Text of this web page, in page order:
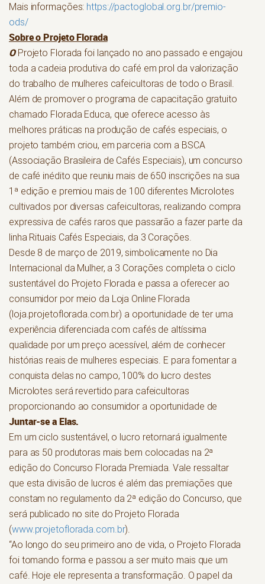
Mais informações: https://pactoglobal.org.br/premio-
ods/
Sobre o Projeto Florada
OProjeto Florada foi lançado no ano passado e engajou
toda a cadeia produtiva do café em prol da valorização
do trabalho de mulheres cafeicultoras de todo o Brasil.
Além de promover o programa de capacitação gratuito
chamado Florada Educa, que oferece acesso às
melhores práticas na produção de cafés especiais, o
projeto também criou, em parceria com a BSCA
(Associação Brasileira de Cafés Especiais), um concurso
de café inédito que reuniu mais de 650 inscrições na sua
1ª edição e premiou mais de 100 diferentes Microlotes
cultivados por diversas cafeicultoras, realizando compra
expressiva de cafés raros que passarão a fazer parte da
linha Rituais Cafés Especiais, da 3 Corações.
Desde 8 de março de 2019, simbolicamente no Dia
Internacional da Mulher, a 3 Corações completa o ciclo
sustentável do Projeto Florada e passa a oferecer ao
consumidor por meio da Loja Online Florada
(loja.projetoflorada.com.br) a oportunidade de ter uma
experiência diferenciada com cafés de altíssima
qualidade por um preço acessível, além de conhecer
histórias reais de mulheres especiais. E para fomentar a
conquista delas no campo, 100% do lucro destes
Microlotes será revertido para cafeicultoras
proporcionando ao consumidor a oportunidade de
Juntar-se a Elas.
Em um ciclo sustentável, o lucro retornará igualmente
para as 50 produtoras mais bem colocadas na 2ª
edição do Concurso Florada Premiada. Vale ressaltar
que esta divisão de lucros é além das premiações que
constam no regulamento da 2ª edição do Concurso, que
será publicado no site do Projeto Florada
(www.projetoflorada.com.br).
“Ao longo do seu primeiro ano de vida, o Projeto Florada
foi tomando forma e passou a ser muito mais que um
café. Hoje ele representa a transformação. O papel da